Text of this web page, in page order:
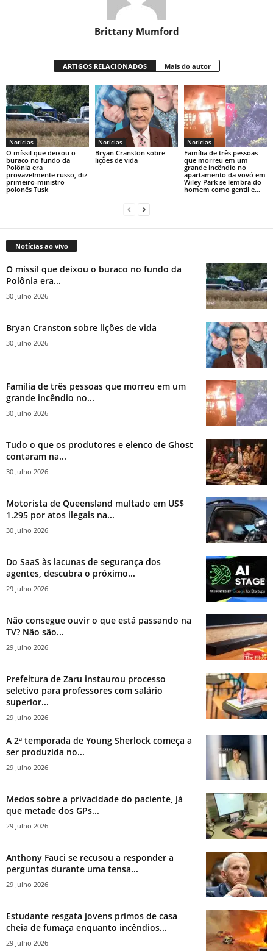
Brittany Mumford
ARTIGOS RELACIONADOS Mais do autor
Notícias
O míssil que deixou o
buraco no fundo da
Polônia era
provavelmente russo, diz
primeiro-ministro
polonês Tusk
Notícias
Bryan Cranston sobre
lições de vida
Notícias
Família de três pessoas
que morreu em um
grande incêndio no
apartamento da vovó em
Wiley Park se lembra do
homem como gentil e...
Notícias ao vivo
O míssil que deixou o buraco no fundo da
Polônia era...
30 Julho 2026
Bryan Cranston sobre lições de vida
30 Julho 2026
Família de três pessoas que morreu em um
grande incêndio no...
30 Julho 2026
Tudo o que os produtores e elenco de Ghost
contaram na...
30 Julho 2026
Motorista de Queensland multado em US$
1.295 por atos ilegais na...
30 Julho 2026
Do SaaS às lacunas de segurança dos
agentes, descubra o próximo...
29 Julho 2026
Não consegue ouvir o que está passando na
TV? Não são...
29 Julho 2026
Prefeitura de Zaru instaurou processo
seletivo para professores com salário
superior...
29 Julho 2026
A 2ª temporada de Young Sherlock começa a
ser produzida no...
29 Julho 2026
Medos sobre a privacidade do paciente, já
que metade dos GPs...
29 Julho 2026
Anthony Fauci se recusou a responder a
perguntas durante uma tensa...
29 Julho 2026
Estudante resgata jovens primos de casa
cheia de fumaça enquanto incêndios...
29 Julho 2026